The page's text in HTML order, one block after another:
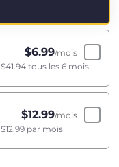
$6.99/mois
$41.94 tous les 6 mois
$12.99/mois
$12.99 par mois